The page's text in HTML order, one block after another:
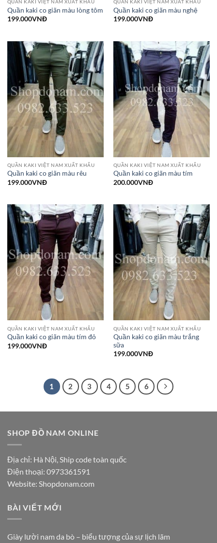
QUẦN KAKI VIỆT NAM XUẤT KHẨU
Quần kaki co giãn màu lòng tôm
199.000VNĐ
QUẦN KAKI VIỆT NAM XUẤT KHẨU
Quần kaki co giãn màu nghệ
199.000VNĐ
QUẦN KAKI VIỆT NAM XUẤT KHẨU
Quần kaki co giãn màu rêu
199.000VNĐ
QUẦN KAKI VIỆT NAM XUẤT KHẨU
Quần kaki co giãn màu tím
200.000VNĐ
QUẦN KAKI VIỆT NAM XUẤT KHẨU
Quần kaki co giãn màu tím đỏ
199.000VNĐ
QUẦN KAKI VIỆT NAM XUẤT KHẨU
Quần kaki co giãn màu trắng
sữa
199.000VNĐ
1 2 3 4 5 6
SHOP ĐỒ NAM ONLINE
Địa chỉ: Hà Nội, Ship code toàn quốc
Điện thoại: 0973361591
Website: Shopdonam.com
BÀI VIẾT MỚI
Giày lười nam da bò – biểu tượng của sự lịch lãm